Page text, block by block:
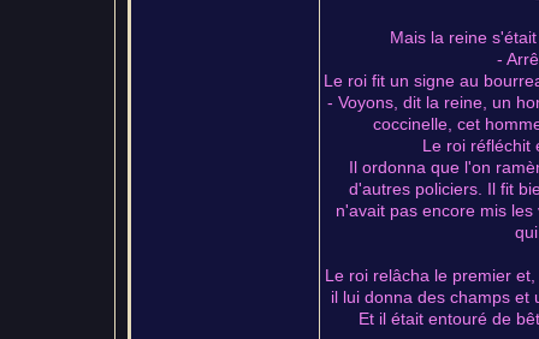
Mais la reine
-
Le roi fit un signe au
- Voyons, dit la reine, un
coccinelle, cet
Le roi réfléchit
Il ordonna que l'on
d'autres policiers. Il fit
n'avait pas encore mis
Le roi relâcha le premier
il lui donna des champs et
Et il était entouré de